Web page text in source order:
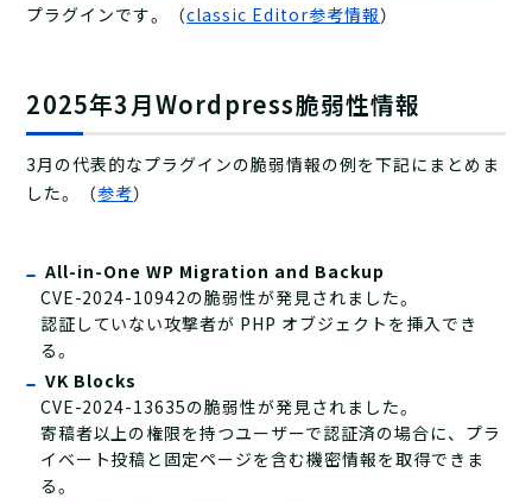
プラグインです。（classic Editor参考情報）
2025年3月Wordpress脆弱性情報
3月の代表的なプラグインの脆弱情報の例を下記にまとめま
した。（参考）
All-in-One WP Migration and Backup
CVE-2024-10942の脆弱性が発見されました。
認証していない攻撃者が PHP オブジェクトを挿入でき
る。
VK Blocks
CVE-2024-13635の脆弱性が発見されました。
寄稿者以上の権限を持つユーザーで認証済の場合に、プラ
イベート投稿と固定ページを含む機密情報を取得できま
る。